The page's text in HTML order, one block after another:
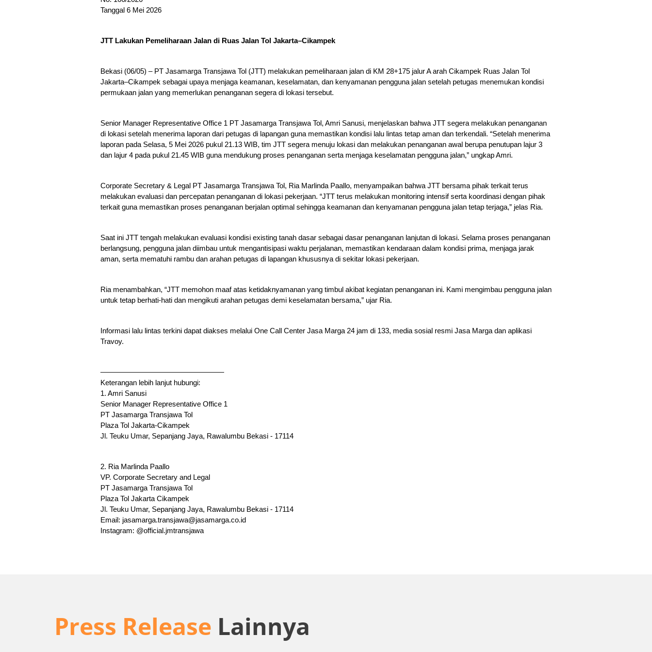
Tanggal 6 Mei 2026
JTT Lakukan Pemeliharaan Jalan di Ruas Jalan Tol Jakarta–Cikampek
Bekasi (06/05) – PT Jasamarga Transjawa Tol (JTT) melakukan pemeliharaan jalan di KM 28+175 jalur A arah Cikampek Ruas Jalan Tol
Jakarta–Cikampek sebagai upaya menjaga keamanan, keselamatan, dan kenyamanan pengguna jalan setelah petugas menemukan kondisi
permukaan jalan yang memerlukan penanganan segera di lokasi tersebut.
Senior Manager Representative Office 1 PT Jasamarga Transjawa Tol, Amri Sanusi, menjelaskan bahwa JTT segera melakukan penanganan
di lokasi setelah menerima laporan dari petugas di lapangan guna memastikan kondisi lalu lintas tetap aman dan terkendali. “Setelah menerima
laporan pada Selasa, 5 Mei 2026 pukul 21.13 WIB, tim JTT segera menuju lokasi dan melakukan penanganan awal berupa penutupan lajur 3
dan lajur 4 pada pukul 21.45 WIB guna mendukung proses penanganan serta menjaga keselamatan pengguna jalan,” ungkap Amri.
Corporate Secretary & Legal PT Jasamarga Transjawa Tol, Ria Marlinda Paallo, menyampaikan bahwa JTT bersama pihak terkait terus
melakukan evaluasi dan percepatan penanganan di lokasi pekerjaan. “JTT terus melakukan monitoring intensif serta koordinasi dengan pihak
terkait guna memastikan proses penanganan berjalan optimal sehingga keamanan dan kenyamanan pengguna jalan tetap terjaga,” jelas Ria.
Saat ini JTT tengah melakukan evaluasi kondisi existing tanah dasar sebagai dasar penanganan lanjutan di lokasi. Selama proses penanganan
berlangsung, pengguna jalan diimbau untuk mengantisipasi waktu perjalanan, memastikan kendaraan dalam kondisi prima, menjaga jarak
aman, serta mematuhi rambu dan arahan petugas di lapangan khususnya di sekitar lokasi pekerjaan.
Ria menambahkan, “JTT memohon maaf atas ketidaknyamanan yang timbul akibat kegiatan penanganan ini. Kami mengimbau pengguna jalan
untuk tetap berhati-hati dan mengikuti arahan petugas demi keselamatan bersama,” ujar Ria.
Informasi lalu lintas terkini dapat diakses melalui One Call Center Jasa Marga 24 jam di 133, media sosial resmi Jasa Marga dan aplikasi
Travoy.
—————————————————
Keterangan lebih lanjut hubungi:
1. Amri Sanusi
Senior Manager Representative Office 1
PT Jasamarga Transjawa Tol
Plaza Tol Jakarta-Cikampek
Jl. Teuku Umar, Sepanjang Jaya, Rawalumbu Bekasi - 17114
2. Ria Marlinda Paallo
VP. Corporate Secretary and Legal
PT Jasamarga Transjawa Tol
Plaza Tol Jakarta Cikampek
Jl. Teuku Umar, Sepanjang Jaya, Rawalumbu Bekasi - 17114
Email: jasamarga.transjawa@jasamarga.co.id
Instagram: @official.jmtransjawa
Press Release Lainnya